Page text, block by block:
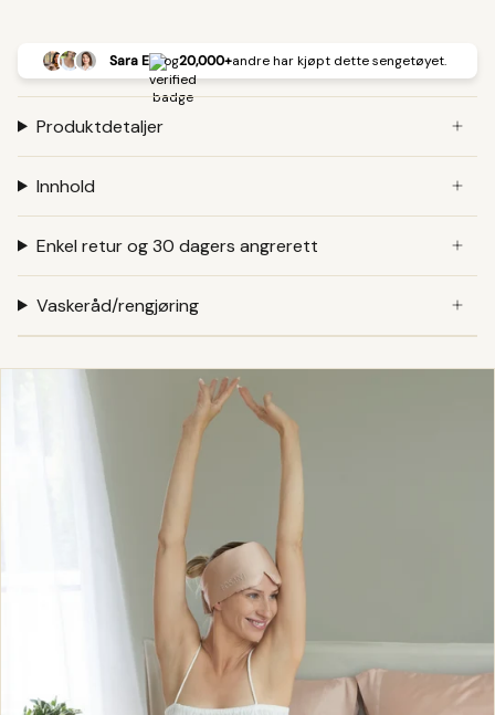
Sara E og20,000+andre har kjøpt dette sengetøyet.
Produktdetaljer
Innhold
Enkel retur og 30 dagers angrerett
Vaskeråd/rengjøring